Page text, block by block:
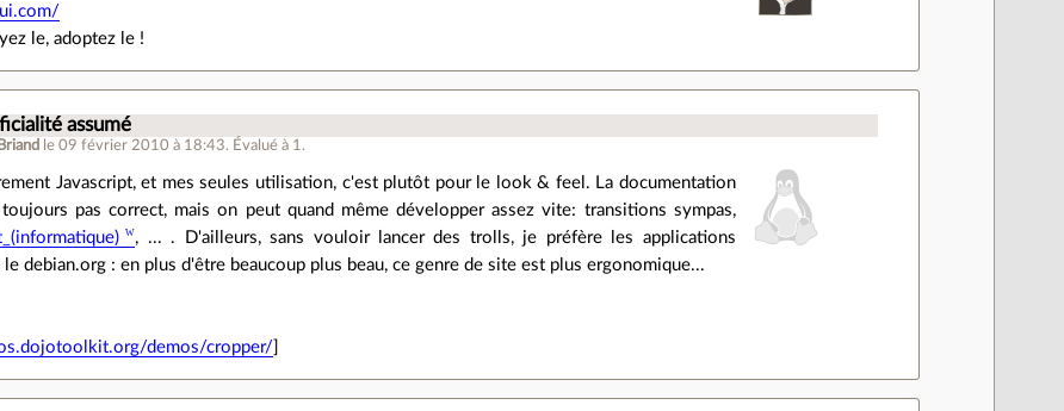
le, adoptez le !
assumé
le 09 février 2010 à 18:43. Évalué à 1 .
Javascript, et mes seules utilisation, c'est plutôt pour le look& feel . La documentation
pas correct, mais on peut quand même développer assez vite: transitions sympas,
, ... . D'ailleurs, sans vouloir lancer des trolls, je préfère les applications
debian.org : en plus d'être beaucoup plus beau, ce genre de site est plus ergonomique...
demos/cropper/]